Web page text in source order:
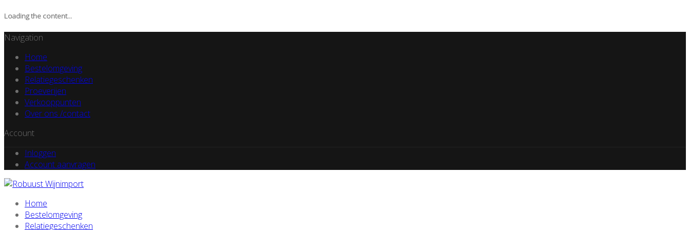
Loading the content...
Navigation
Home
Bestelomgeving
Relatiegeschenken
Proeverijen
Verkooppunten
Over ons /contact
Account
Inloggen
Account aanvragen
Home
Bestelomgeving
Relatiegeschenken